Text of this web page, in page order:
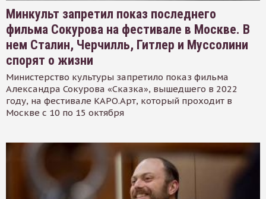
Минкульт запретил показ последнего
фильма Сокурова на фестивале в Москве. В
нем Сталин, Черчилль, Гитлер и Муссолини
спорят о жизни
Министерство культуры запретило показ фильма
Александра Сокурова «Сказка», вышедшего в 2022
году, на фестивале КАРО.Арт, который проходит в
Москве с 10 по 15 октября